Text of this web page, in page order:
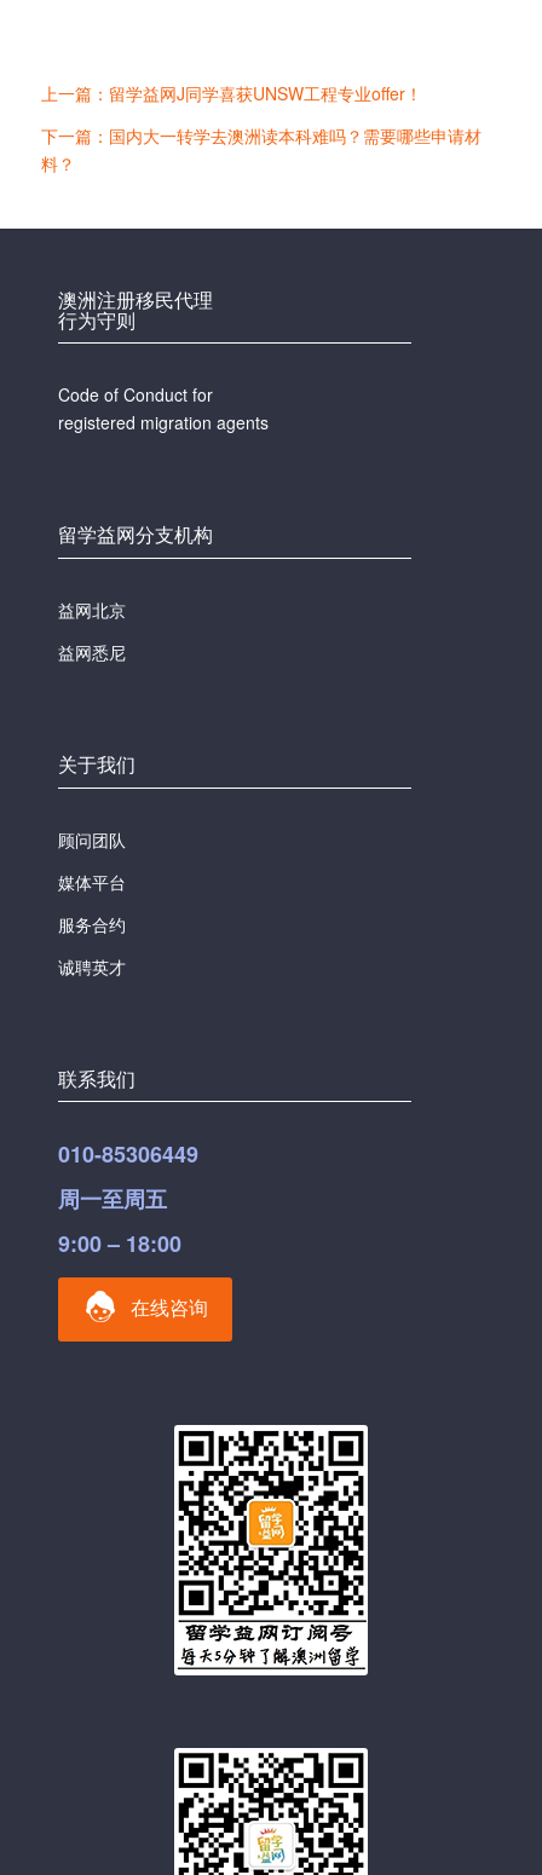
上一篇：留学益网J同学喜获UNSW工程专业offer！
下一篇：国内大一转学去澳洲读本科难吗？需要哪些申请材
料？
澳洲注册移民代理
行为守则
Code of Conduct for
registered migration agents
留学益网分支机构
益网北京
益网悉尼
关于我们
顾问团队
媒体平台
服务合约
诚聘英才
联系我们
010-85306449
周一至周五
9:00 – 18:00
在线咨询